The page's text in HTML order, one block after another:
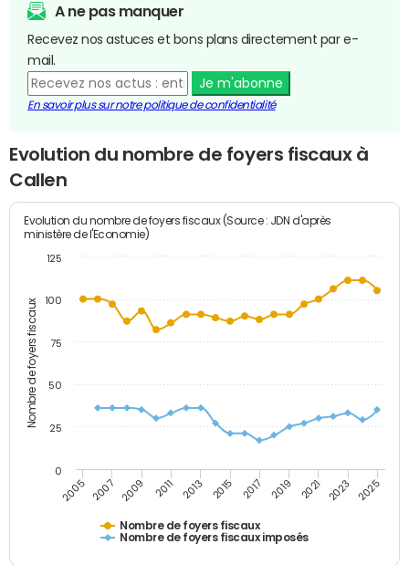
A ne pas manquer
Recevez nos astuces et bons plans directement par e-
mail.
Je m'abonne
En savoir plus sur notre politique de confidentialité
Evolution du nombre de foyers fiscaux à
Callen
Nombre de foyers fiscaux
Evolution du nombre de foyers fiscaux (Source : JDN d'après
ministère de l'Economie)
Nombre de foyers fiscaux
Nombre de foyers fiscaux imposés
2005 2007 2009 2011 2013 2015 2017 2019 2021 2023 2025
0
25
50
75
100
125